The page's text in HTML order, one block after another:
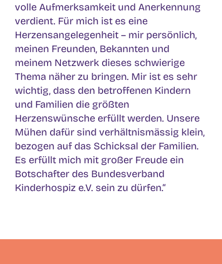
volle Aufmerksamkeit und Anerkennung
verdient. Für mich ist es eine
Herzensangelegenheit – mir persönlich,
meinen Freunden, Bekannten und
meinem Netzwerk dieses schwierige
Thema näher zu bringen. Mir ist es sehr
wichtig, dass den betroffenen Kindern
und Familien die größten
Herzenswünsche erfüllt werden. Unsere
Mühen dafür sind verhältnismässig klein,
bezogen auf das Schicksal der Familien.
Es erfüllt mich mit großer Freude ein
Botschafter des Bundesverband
Kinderhospiz e.V. sein zu dürfen.“